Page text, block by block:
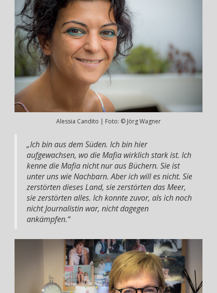
Alessia Candito | Foto: © Jörg Wagner
„Ich bin aus dem Süden. Ich bin hier
aufgewachsen, wo die Mafia wirklich stark ist. Ich
kenne die Mafia nicht nur aus Büchern. Sie ist
unter uns wie Nachbarn. Aber ich will es nicht. Sie
zerstörten dieses Land, sie zerstörten das Meer,
sie zerstörten alles. Ich konnte zuvor, als ich noch
nicht Journalistin war, nicht dagegen
ankämpfen.“